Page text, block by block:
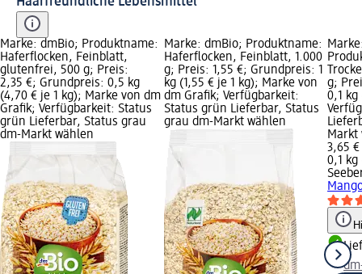
Marke: dmBio; Produktname:
Haferflocken, Feinblatt,
glutenfrei, 500 g; Preis:
2,35 €; Grundpreis: 0,5 kg
(4,70 € je 1 kg); Marke von dm
Grafik; Verfügbarkeit: Status
grün Lieferbar, Status grau
dm-Markt wählen
Marke: dmBio; Produktname:
Haferflocken, Feinblatt, 1.000
g; Preis: 1,55 €; Grundpreis: 1
kg (1,55 € je 1 kg); Marke von
dm Grafik; Verfügbarkeit:
Status grün Lieferbar, Status
grau dm-Markt wählen
g;
0,1 kg
Markt
3,65 €
0,1 kg